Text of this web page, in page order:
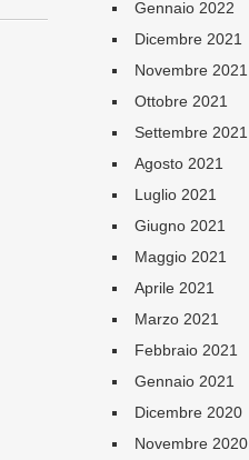
Gennaio 2022
Dicembre 2021
Novembre 2021
Ottobre 2021
Settembre 2021
Agosto 2021
Luglio 2021
Giugno 2021
Maggio 2021
Aprile 2021
Marzo 2021
Febbraio 2021
Gennaio 2021
Dicembre 2020
Novembre 2020